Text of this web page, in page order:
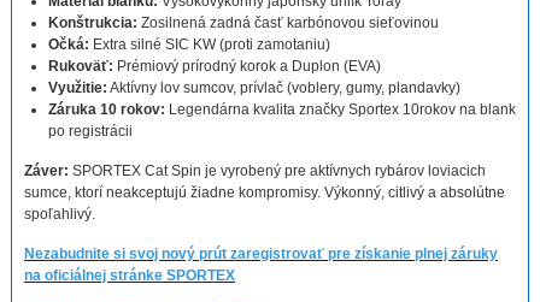
Konštrukcia: Zosilnená zadná časť karbónovou sieťovinou
Očká: Extra silné SIC KW (proti zamotaniu)
Rukoväť: Prémiový prírodný korok a Duplon (EVA)
Využitie: Aktívny lov sumcov, prívlač (voblery, gumy, plandavky)
Záruka 10 rokov: Legendárna kvalita značky Sportex 10rokov na blank
po registrácii
Záver: SPORTEX Cat Spin je vyrobený pre aktívnych rybárov loviacich
sumce, ktorí neakceptujú žiadne kompromisy. Výkonný, citlivý a absolútne
spoľahlivý.
Nezabudnite si svoj nový prút zaregistrovať pre získanie plnej záruky
na oficiálnej stránke SPORTEX